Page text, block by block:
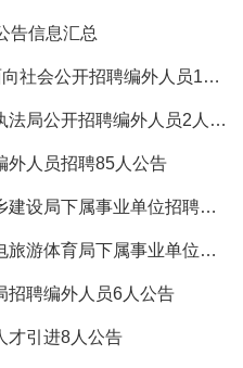
告信息汇总
2026.8.5普陀区交通运输局面向社会公开招聘编外人员1人公告
2026舟山市普陀区综合行政执法局公开招聘编外人员2人公告
外人员招聘85人公告
2026宁波市鄞州区住房和城乡建设局下属事业单位招聘编外人员2
2026宁波市鄞州区文化和广电旅游体育局下属事业单位招聘编外人
招聘编外人员6人公告
才引进8人公告